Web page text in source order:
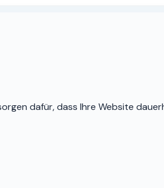
dafür, dass Ihre Website